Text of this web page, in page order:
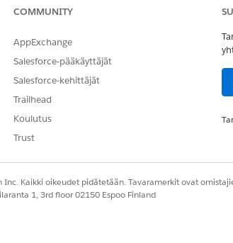
tukemiseksi. Salesforce Maps
eikä lähetä niitä koskaan kolmannelle
COMMUNITY
AppExchange
Salesforce-pääkäyttäjät
Salesforce-kehittäjät
Trailhead
Koulutus
Trust
Kaikki oikeudet pidätetään. Tavaramerkit ovat
1, 3rd floor 02150 Espoo Finland